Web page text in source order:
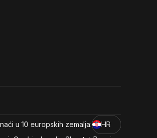
u 10 europskih zemalja:
HR